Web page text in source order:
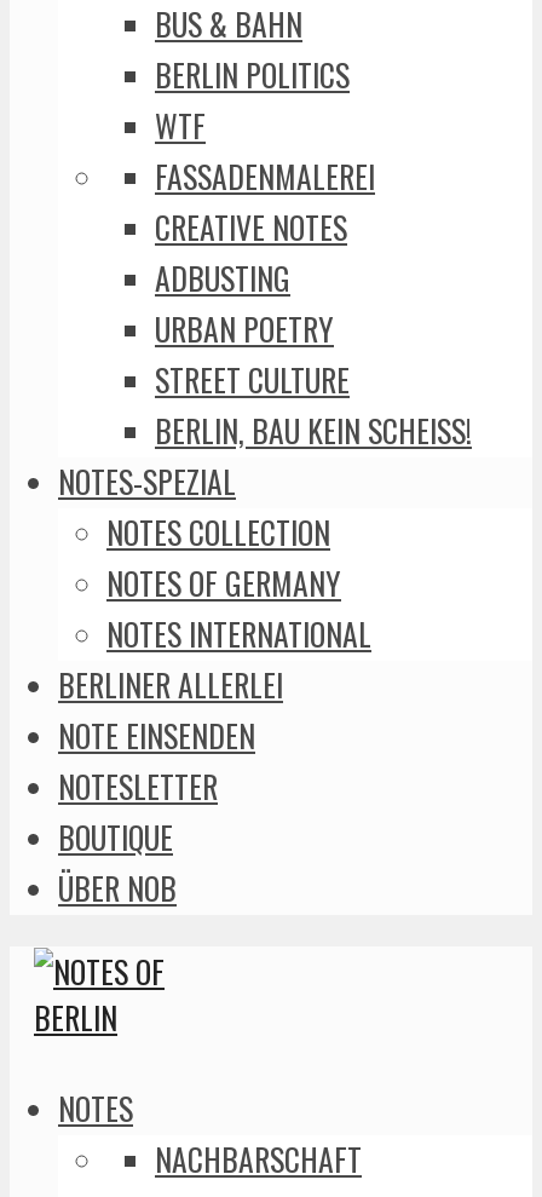
BUS & BAHN
BERLIN POLITICS
WTF
FASSADENMALEREI
CREATIVE NOTES
ADBUSTING
URBAN POETRY
STREET CULTURE
BERLIN, BAU KEIN SCHEISS!
NOTES-SPEZIAL
NOTES COLLECTION
NOTES OF GERMANY
NOTES INTERNATIONAL
BERLINER ALLERLEI
NOTE EINSENDEN
NOTESLETTER
BOUTIQUE
ÜBER NOB
NOTES
NACHBARSCHAFT